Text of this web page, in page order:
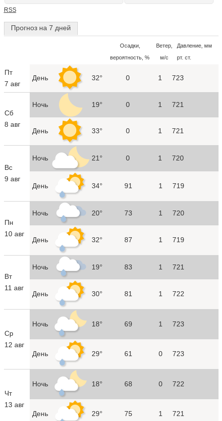
RSS
Прогноз на 7 дней
Осадки,
вероятность, %
Ветер,
м/с
Давление, мм
рт. ст.
Пт
7 авг
День 32° 0 1 723
Сб
8 авг
Ночь 19° 0 1 721
День 33° 0 1 721
Вс
9 авг
Ночь 21° 0 1 720
День 34° 91 1 719
Пн
10 авг
Ночь 20° 73 1 720
День 32° 87 1 719
Вт
11 авг
Ночь 19° 83 1 721
День 30° 81 1 722
Ср
12 авг
Ночь 18° 69 1 723
День 29° 61 0 723
Чт
13 авг
Ночь 18° 68 0 722
День 29° 75 1 721